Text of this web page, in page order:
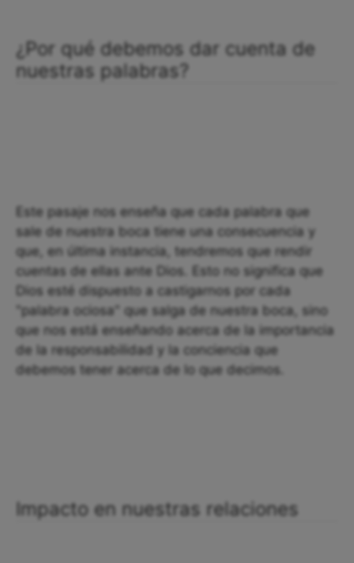
¿Por qué debemos dar cuenta de
nuestras palabras?
Este pasaje nos enseña que cada palabra que
sale de nuestra boca tiene una consecuencia y
que, en última instancia, tendremos que rendir
cuentas de ellas ante Dios. Esto no significa que
Dios esté dispuesto a castigarnos por cada
"palabra ociosa" que salga de nuestra boca, sino
que nos está enseñando acerca de la importancia
de la responsabilidad y la conciencia que
debemos tener acerca de lo que decimos.
Impacto en nuestras relaciones